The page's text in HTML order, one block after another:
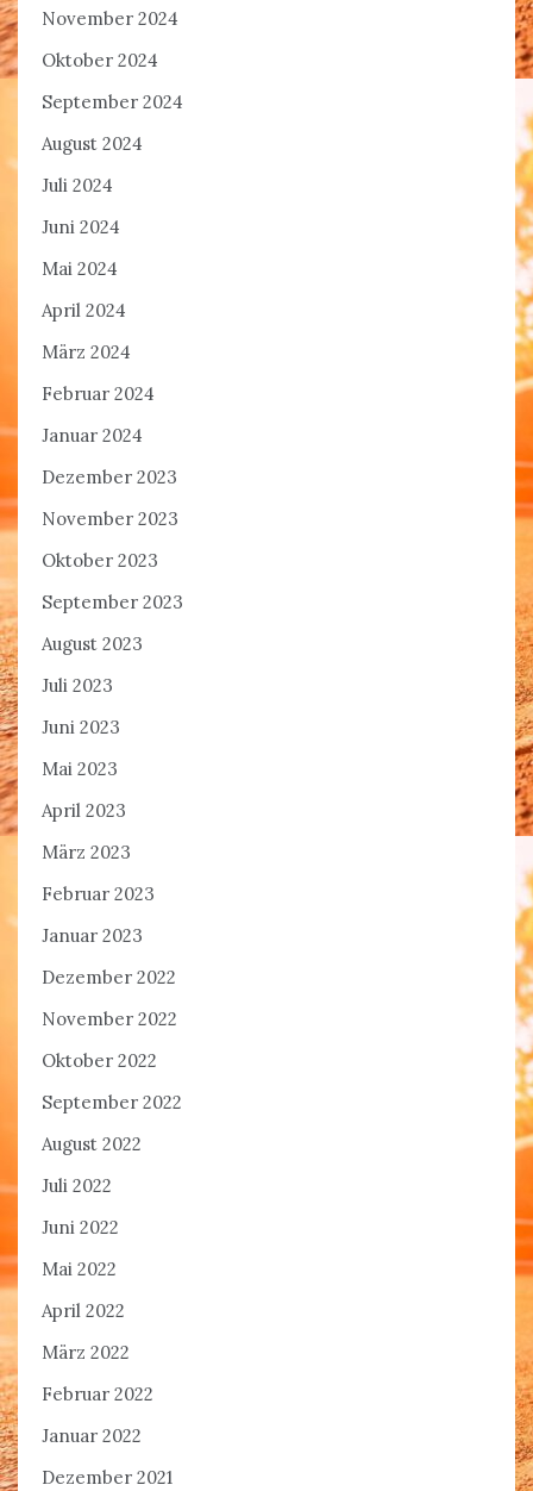
November 2024
Oktober 2024
September 2024
August 2024
Juli 2024
Juni 2024
Mai 2024
April 2024
März 2024
Februar 2024
Januar 2024
Dezember 2023
November 2023
Oktober 2023
September 2023
August 2023
Juli 2023
Juni 2023
Mai 2023
April 2023
März 2023
Februar 2023
Januar 2023
Dezember 2022
November 2022
Oktober 2022
September 2022
August 2022
Juli 2022
Juni 2022
Mai 2022
April 2022
März 2022
Februar 2022
Januar 2022
Dezember 2021